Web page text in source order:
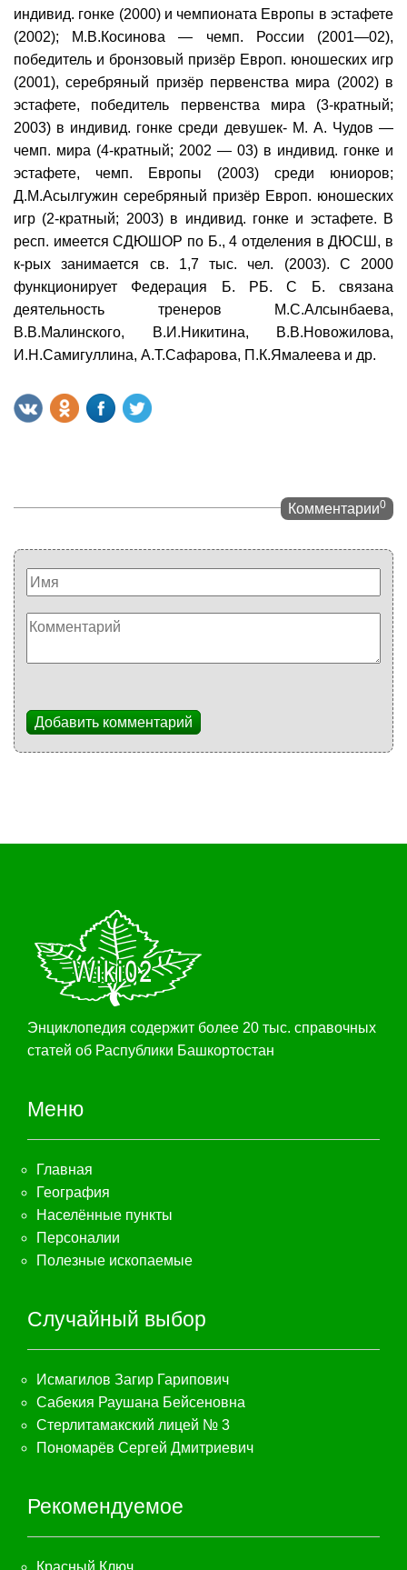
индивид. гонке (2000) и чемпионата Европы в эстафете
(2002); М.В.Косинова — чемп. России (2001—02),
победитель и бронзовый призёр Европ. юношеских игр
(2001), серебряный призёр первенства мира (2002) в
эстафете, победитель первенства мира (3-кратный;
2003) в индивид. гонке среди девушек- М. А. Чудов —
чемп. мира (4-кратный; 2002 — 03) в индивид. гонке и
эстафете, чемп. Европы (2003) среди юниоров;
Д.М.Асылгужин серебряный призёр Европ. юношеских
игр (2-кратный; 2003) в индивид. гонке и эстафете. В
респ. имеется СДЮШОР по Б., 4 отделения в ДЮСШ, в
к-рых занимается св. 1,7 тыс. чел. (2003). С 2000
функционирует Федерация Б. РБ. С Б. связана
деятельность тренеров М.С.Алсынбаева,
В.В.Малинского, В.И.Никитина, В.В.Новожилова,
И.Н.Самигуллина, А.Т.Сафарова, П.К.Ямалеева и др.
Комментарии0
Добавить комментарий
Энциклопедия содержит более 20 тыс. справочных
статей об Распублики Башкортостан
Меню
Главная
География
Населённые пункты
Персоналии
Полезные ископаемые
Случайный выбор
Исмагилов Загир Гарипович
Сабекия Раушана Бейсеновна
Стерлитамакский лицей № 3
Пономарёв Сергей Дмитриевич
Рекомендуемое
Красный Ключ